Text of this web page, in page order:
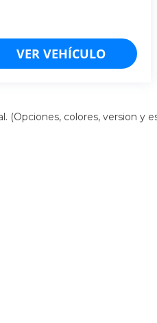
T/A.
CIL
�
VER VEHÍCULO
(Opciones, colores, version y